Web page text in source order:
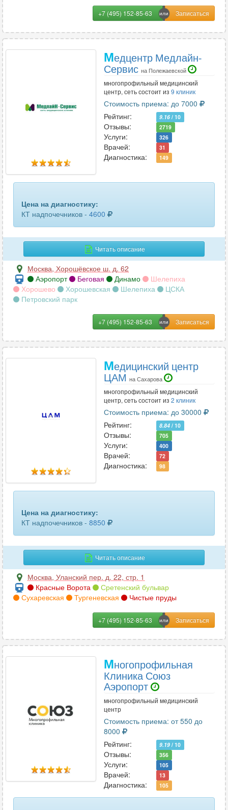
+7 (495) 152-85-63
Медцентр Медлайн-
Сервис на Полежаевской
многопрофильный медицинский
центр, сеть состоит из 9 клиник
Стоимость приема: до 7000
Рейтинг:
9.16 / 10
Отзывы: 2719
Услуги: 326
Врачей: 31
Диагностика: 149
Цена на диагностику:
КТ надпочечников - 4600
Читать описание
Москва, Хорошёвское ш. д. 62
Аэропорт
Беговая Динамо
Шелепиха
Хорошево
Хорошевская Шелепиха
ЦСКА
Петровский парк
+7 (495) 152-85-63
Медицинский центр
ЦАМ на Сахарова
многопрофильный медицинский
центр, сеть состоит из 2 клиник
Стоимость приема: до 30000
Рейтинг:
8.84 / 10
Отзывы: 705
Услуги: 400
Врачей: 72
Диагностика: 98
Цена на диагностику:
КТ надпочечников - 8850
Читать описание
Москва, Уланский пер. д. 22, стр. 1
Красные Ворота
Сретенский бульвар
Сухаревская
Тургеневская Чистые пруды
+7 (495) 152-85-63
Многопрофильная
Клиника Союз
Аэропорт
многопрофильный медицинский
центр
Стоимость приема: от 550 до
8000
Рейтинг:
9.19 / 10
Отзывы: 356
Услуги: 105
Врачей: 13
Диагностика: 105